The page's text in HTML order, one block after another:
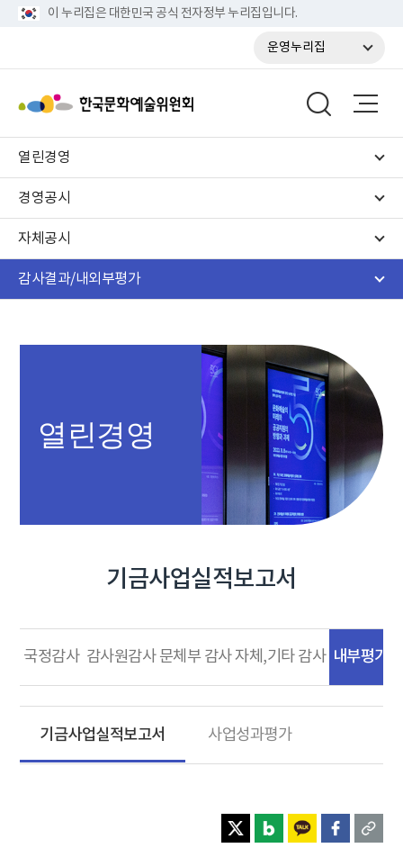
이 누리집은 대한민국 공식 전자정부 누리집입니다.
운영누리집
열린경영
경영공시
자체공시
감사결과/내외부평가
열린경영
기금사업실적보고서
국정감사 감사원감사 문체부 감사자체,기타 감사 내부평가
기금사업실적보고서 사업성과평가